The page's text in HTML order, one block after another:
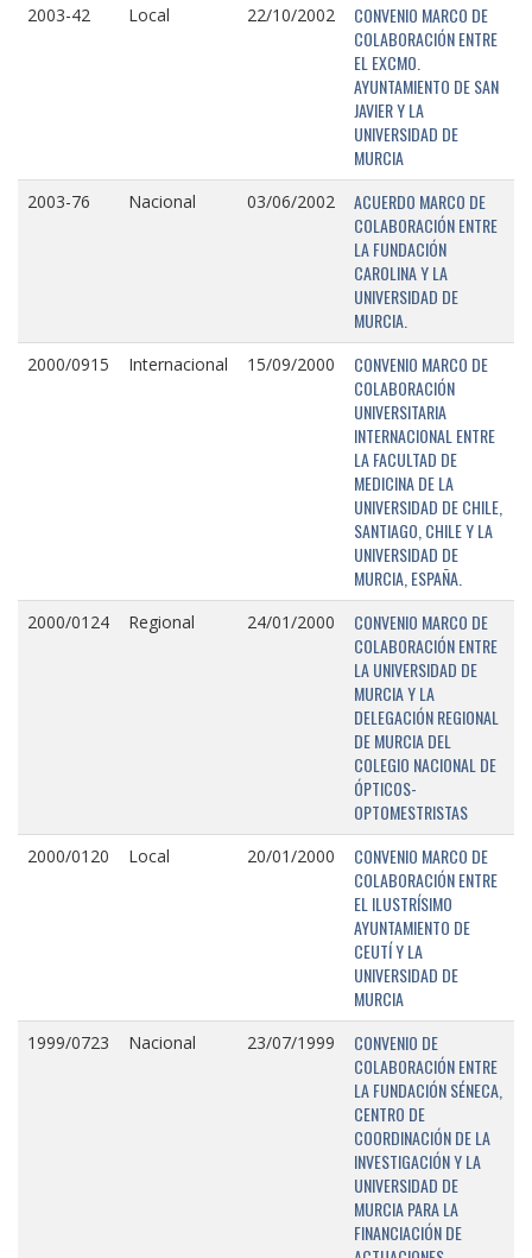
2003-42 Local 22/10/2002
CONVENIO MARCO DE
COLABORACIÓN ENTRE
EL EXCMO.
AYUNTAMIENTO DE SAN
JAVIER Y LA
UNIVERSIDAD DE
MURCIA
2003-76 Nacional 03/06/2002
ACUERDO MARCO DE
COLABORACIÓN ENTRE
LA FUNDACIÓN
CAROLINA Y LA
UNIVERSIDAD DE
MURCIA.
2000/0915 Internacional 15/09/2000
CONVENIO MARCO DE
COLABORACIÓN
UNIVERSITARIA
INTERNACIONAL ENTRE
LA FACULTAD DE
MEDICINA DE LA
UNIVERSIDAD DE CHILE,
SANTIAGO, CHILE Y LA
UNIVERSIDAD DE
MURCIA, ESPAÑA.
2000/0124 Regional 24/01/2000
CONVENIO MARCO DE
COLABORACIÓN ENTRE
LA UNIVERSIDAD DE
MURCIA Y LA
DELEGACIÓN REGIONAL
DE MURCIA DEL
COLEGIO NACIONAL DE
ÓPTICOS-
OPTOMESTRISTAS
2000/0120 Local 20/01/2000
CONVENIO MARCO DE
COLABORACIÓN ENTRE
EL ILUSTRÍSIMO
AYUNTAMIENTO DE
CEUTÍ Y LA
UNIVERSIDAD DE
MURCIA
1999/0723 Nacional 23/07/1999
CONVENIO DE
COLABORACIÓN ENTRE
LA FUNDACIÓN SÉNECA,
CENTRO DE
COORDINACIÓN DE LA
INVESTIGACIÓN Y LA
UNIVERSIDAD DE
MURCIA PARA LA
FINANCIACIÓN DE